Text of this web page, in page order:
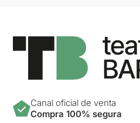
Canal oficial de venta
Compra 100% segura